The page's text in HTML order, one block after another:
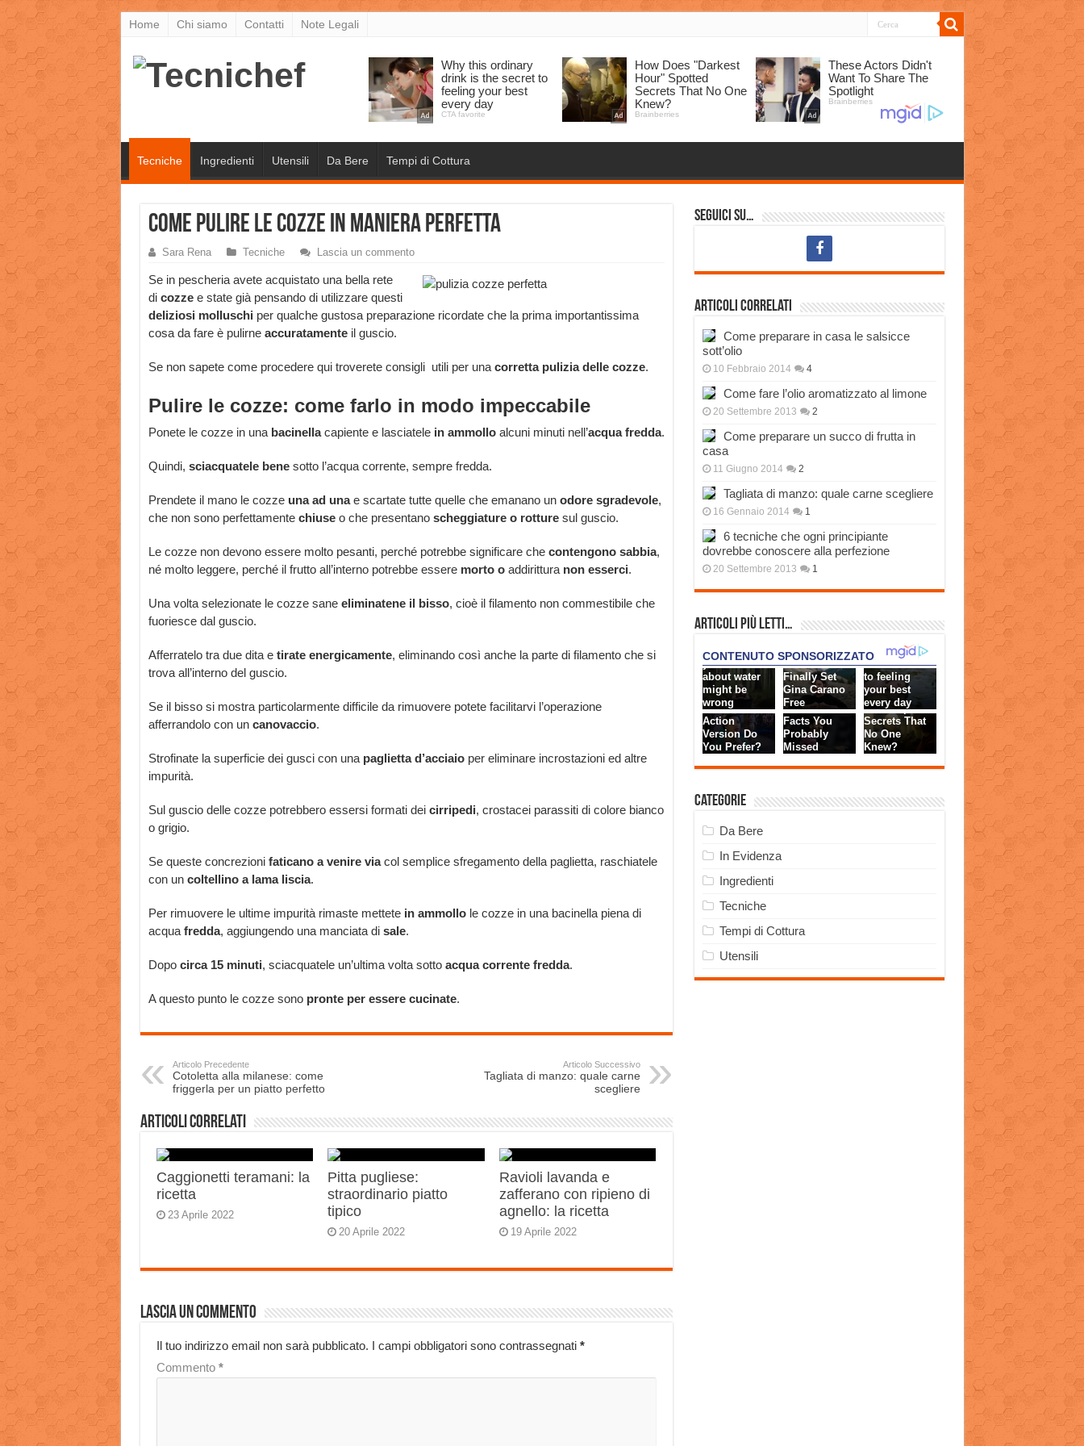
Home Chi siamo Contatti Note Legali
Tecniche Ingredienti Utensili Da Bere Tempi di Cottura
Come pulire le cozze in maniera perfetta
Sara Rena Tecniche Lascia un commento
Se in pescheria avete acquistato una bella rete
di cozzee state già pensando di utilizzare questi
deliziosi molluschi per qualche gustosa preparazione ricordate che la prima importantissima
cosa da fare è pulirne accuratamenteil guscio.
Se non sapete come procedere qui troverete consigli utili per una corretta pulizia delle cozze.
Pulire le cozze: come farlo in modo impeccabile
Ponete le cozze in una bacinellacapiente e lasciatele in ammolloalcuni minuti nell’acqua fredda.
Quindi, sciacquatele benesotto l’acqua corrente, sempre fredda.
Prendete il mano le cozzeuna ad unae scartate tutte quelle che emanano un odore sgradevole,
che non sono perfettamente chiuseo che presentano scheggiature o rotturesul guscio.
Le cozze non devono essere molto pesanti, perché potrebbe significare che contengono sabbia,
né molto leggere, perché il frutto all’interno potrebbe esseremorto oaddirittura non esserci.
Una volta selezionate le cozze sane eliminatene il bisso, cioè il filamento non commestibile che
fuoriesce dal guscio.
Afferratelo tra due dita etirate energicamente, eliminando così anche la parte di filamento che si
trova all’interno del guscio.
Se il bisso si mostra particolarmente difficile da rimuovere potete facilitarvi l’operazione
afferrandolo con un canovaccio.
Strofinate la superficie dei gusci con unapaglietta d’acciaioper eliminare incrostazioni ed altre
impurità.
Sul guscio delle cozze potrebbero essersi formati dei cirripedi, crostacei parassiti di colore bianco
o grigio.
Se queste concrezionifaticano a venire viacol semplice sfregamento della paglietta, raschiatele
con un coltellino a lama liscia.
Per rimuovere le ultime impurità rimaste mettete in ammollole cozze in una bacinella piena di
acqua fredda, aggiungendo una manciata di sale.
Dopo circa 15 minuti, sciacquatele un’ultima volta sotto acqua corrente fredda.
A questo punto le cozze sono pronte per essere cucinate.
Articolo Precedente
Cotoletta alla milanese: come
friggerla per un piatto perfetto
Articolo Successivo
Tagliata di manzo: quale carne
scegliere
Articoli correlati
Caggionetti teramani: la
ricetta
23 Aprile 2022
Pitta pugliese:
straordinario piatto
tipico
20 Aprile 2022
Ravioli lavanda e
zafferano con ripieno di
agnello: la ricetta
19 Aprile 2022
Lascia un commento
Il tuo indirizzo email non sarà pubblicato. I campi obbligatori sono contrassegnati *
Commento *
Seguici su…
Articoli correlati
Come preparare in casa le salsicce
sott’olio
10 Febbraio 2014 4
Come fare l’olio aromatizzato al limone
20 Settembre 2013 2
Come preparare un succo di frutta in
casa
11 Giugno 2014 2
Tagliata di manzo: quale carne scegliere
16 Gennaio 2014 1
6 tecniche che ogni principiante
dovrebbe conoscere alla perfezione
20 Settembre 2013 1
Articoli più Letti…
Categorie
Da Bere
In Evidenza
Ingredienti
Tecniche
Tempi di Cottura
Utensili